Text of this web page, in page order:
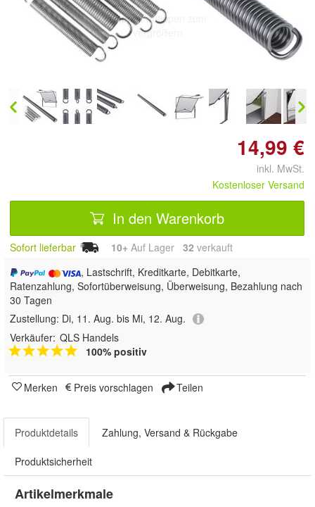
Doppelt antippen zum
vergrößern
14,99 €
inkl. MwSt.
Kostenloser Versand
In den Warenkorb
Sofort lieferbar 10+ Auf Lager 32 verkauft
, Lastschrift, Kreditkarte, Debitkarte,
Ratenzahlung, Sofortüberweisung, Überweisung, Bezahlung nach
30 Tagen
Zustellung: Di, 11. Aug. bis Mi, 12. Aug.
Verkäufer: QLS Handels
100% positiv
Merken Preis vorschlagen Teilen
Produktdetails Zahlung, Versand & Rückgabe
Produktsicherheit
Artikelmerkmale